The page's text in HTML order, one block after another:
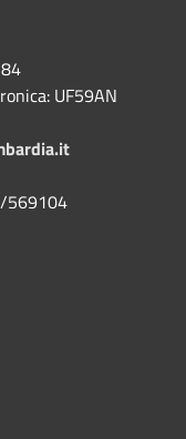
UF59AN
569104